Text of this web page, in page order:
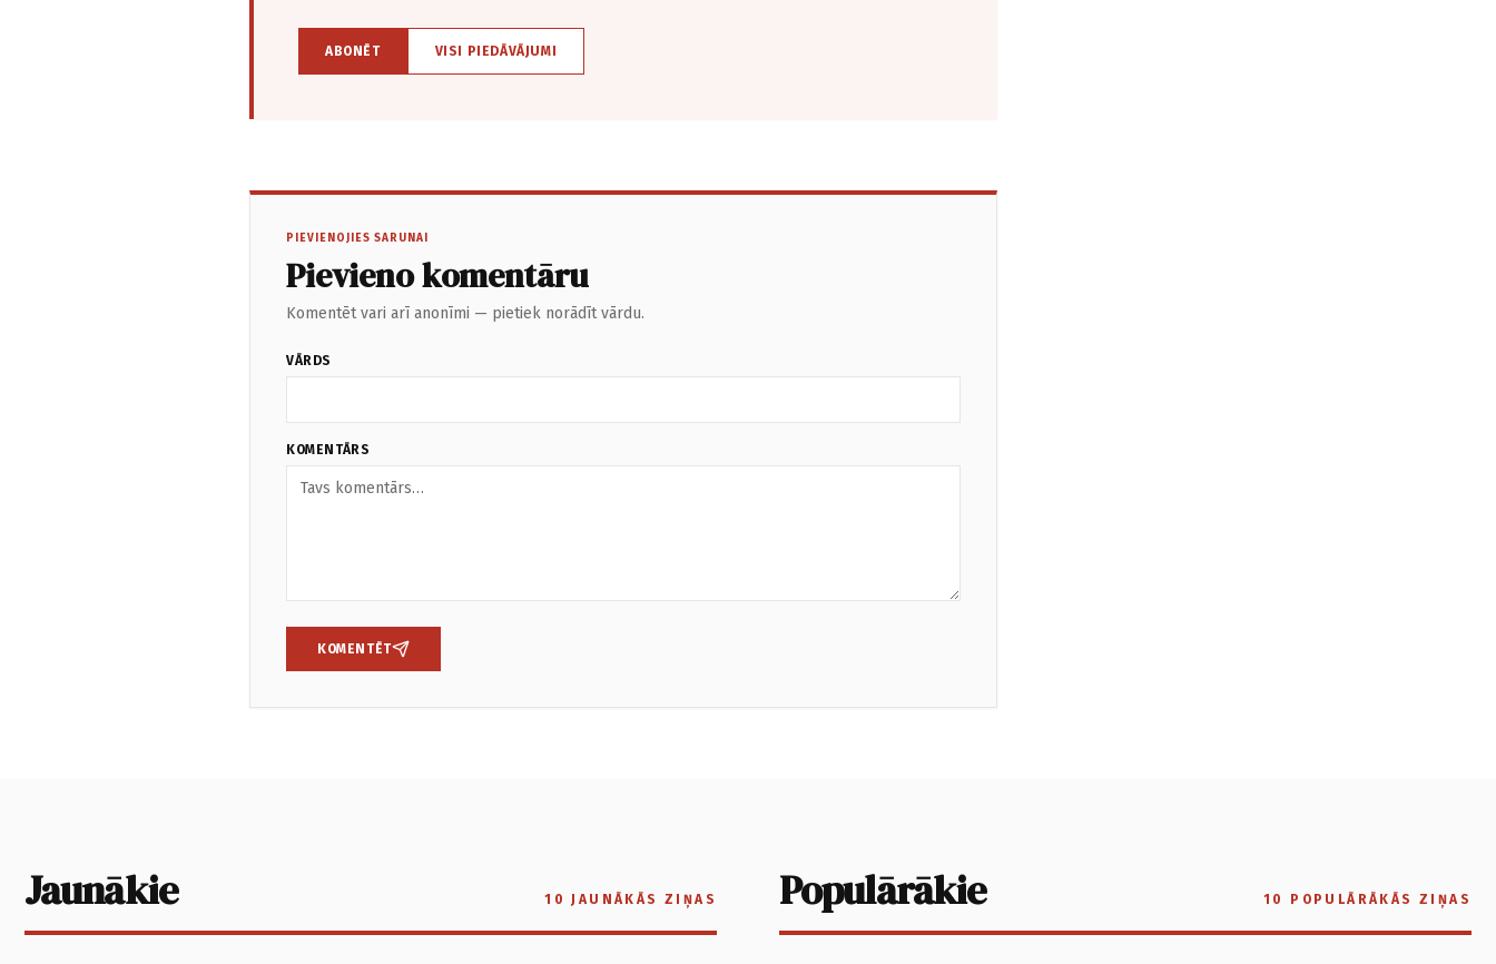
ABONĒT VISI PIEDĀVĀJUMI
PIEVIENOJIES SARUNAI
Pievieno komentāru
Komentēt vari arī anonīmi — pietiek norādīt vārdu.
VĀRDS
KOMENTĀRS
KOMENTĒT
Jaunākie 10 JAUNĀKĀS ZIŅAS Populārākie 10 POPULĀRĀKĀS ZIŅAS